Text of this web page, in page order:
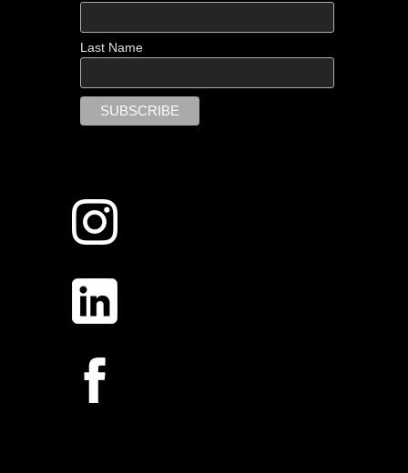
Last Name